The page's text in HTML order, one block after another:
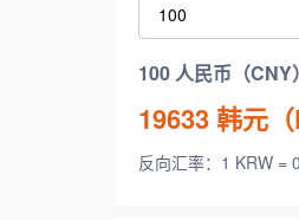
100 人民币（CNY
19633韩元（
反向汇率：1 KRW =